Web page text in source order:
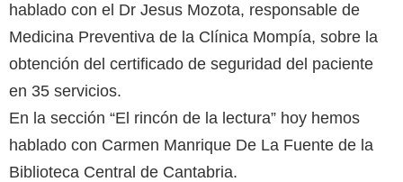
hablado con el Dr Jesus Mozota, responsable de
Medicina Preventiva de la Clínica Mompía, sobre la
obtención del certificado de seguridad del paciente
en 35 servicios.
En la sección “El rincón de la lectura” hoy hemos
hablado con Carmen Manrique De La Fuente de la
Biblioteca Central de Cantabria.